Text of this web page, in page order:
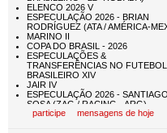
participe mensagens de hoje